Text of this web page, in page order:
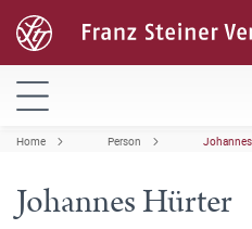
Home Person
Johannes Hürter